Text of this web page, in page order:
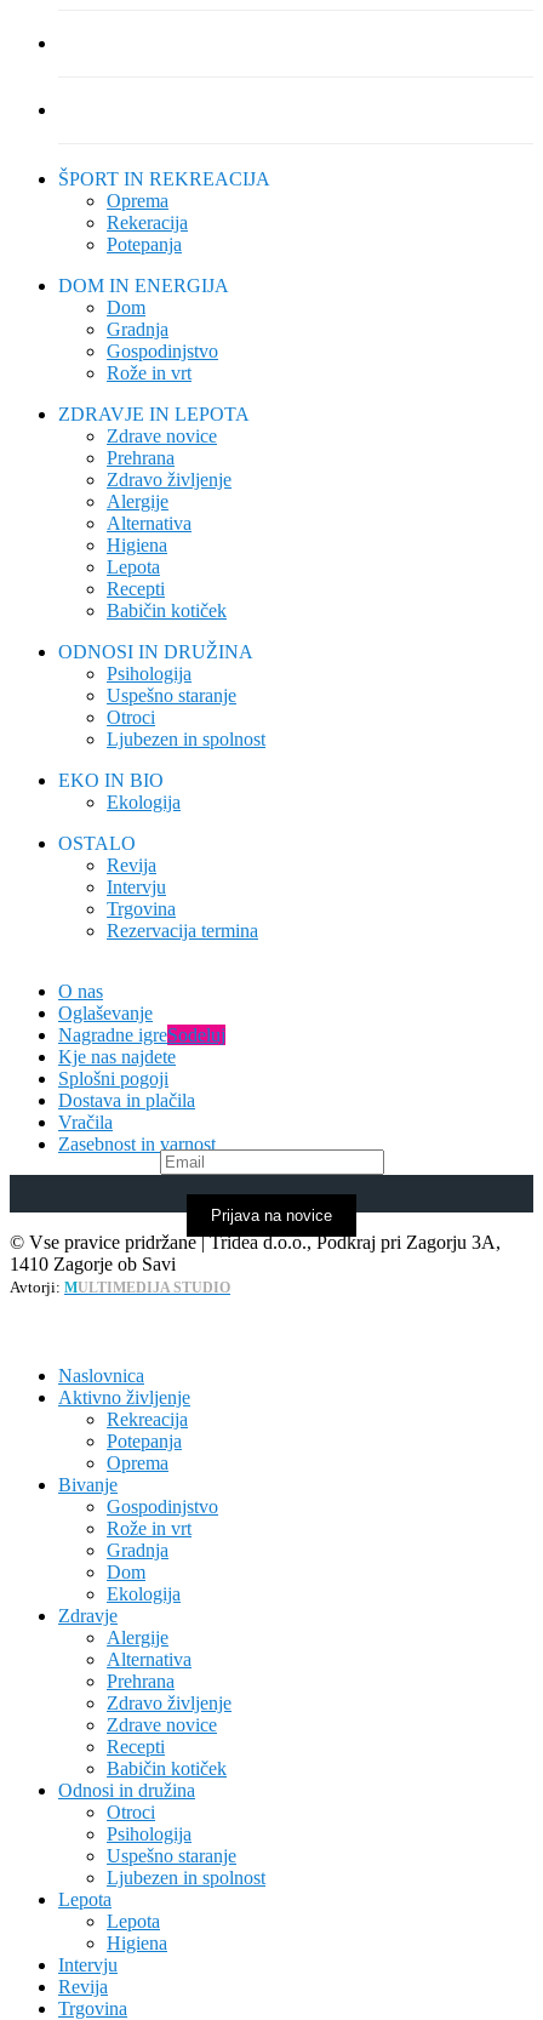
ŠPORT IN REKREACIJA
Oprema
Rekeracija
Potepanja
DOM IN ENERGIJA
Dom
Gradnja
Gospodinjstvo
Rože in vrt
ZDRAVJE IN LEPOTA
Zdrave novice
Prehrana
Zdravo življenje
Alergije
Alternativa
Higiena
Lepota
Recepti
Babičin kotiček
ODNOSI IN DRUŽINA
Psihologija
Uspešno staranje
Otroci
Ljubezen in spolnost
EKO IN BIO
Ekologija
OSTALO
Revija
Intervju
Trgovina
Rezervacija termina
O nas
Oglaševanje
Nagradne igreSodeluj
Kje nas najdete
Splošni pogoji
Dostava in plačila
Vračila
Zasebnost in varnost
Prijava na novice
© Vse pravice pridržane | Tridea d.o.o., Podkraj pri Zagorju 3A,
1410 Zagorje ob Savi
Avtorji: MULTIMEDIJA STUDIO
Naslovnica
Aktivno življenje
Rekreacija
Potepanja
Oprema
Bivanje
Gospodinjstvo
Rože in vrt
Gradnja
Dom
Ekologija
Zdravje
Alergije
Alternativa
Prehrana
Zdravo življenje
Zdrave novice
Recepti
Babičin kotiček
Odnosi in družina
Otroci
Psihologija
Uspešno staranje
Ljubezen in spolnost
Lepota
Lepota
Higiena
Intervju
Revija
Trgovina